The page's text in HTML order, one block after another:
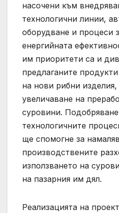
насочени към
технологични линии,
оборудване и процеси
енергийната
им приоритети са и
предлаганите
на нови рибни изделия,
увеличаване на
суровини.
технологичните
ще спомогне за
производствените
използването на
на пазарния им дял.
Реализацията на